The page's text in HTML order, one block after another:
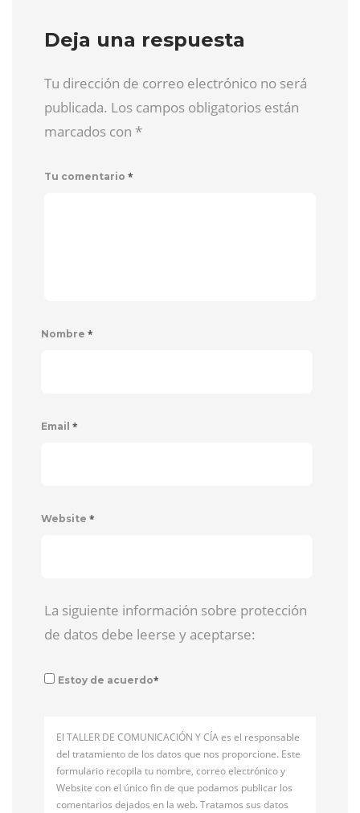
Deja una respuesta
Tu dirección de correo electrónico no será
publicada. Los campos obligatorios están
marcados con *
Tu comentario *
Nombre *
Email *
Website *
La siguiente información sobre protección
de datos debe leerse y aceptarse:
Estoy de acuerdo*
El TALLER DE COMUNICACIÓN Y CÍA es el responsable
del tratamiento de los datos que nos proporcione. Este
formulario recopila tu nombre, correo electrónico y
Website con el único fin de que podamos publicar los
comentarios dejados en la web. Tratamos sus datos